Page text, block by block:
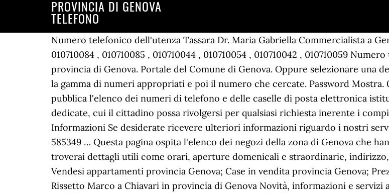
PROVINCIA DI GENOVA
TELEFONO
Numero telefonico dell'utenza Tassara Dr. Maria Gabriella Commercialista a
010710084 , 010710085 , 010710044 , 010710054 , 010710042 , 010710059
provincia di Genova. Portale del Comune di Genova. Oppure selezionare una
la gamma di numeri appropriati e poi il numero che cercate. Password Mostra.
pubblica l'elenco dei numeri di telefono e delle caselle di posta elettronica
dedicate, cui il cittadino possa rivolgersi per qualsiasi richiesta inerente i
Informazioni Se desiderate ricevere ulteriori informazioni riguardo i nostri
585349 … Questa pagina ospita l'elenco dei negozi della zona di Genova che
troverai dettagli utili come orari, aperture domenicali e straordinarie,
Vendesi appartamenti provincia Genova; Case in vendita provincia Genova;
Rissetto Marco a Chiavari in provincia di Genova Novità, informazioni e